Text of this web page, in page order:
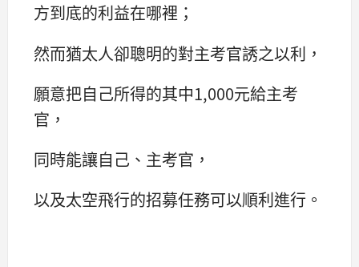
方到底的利益在哪裡；
然而猶太人卻聰明的對主考官誘之以利，
願意把自己所得的其中1,000元給主考
官，
同時能讓自己、主考官，
以及太空飛行的招募任務可以順利進行。